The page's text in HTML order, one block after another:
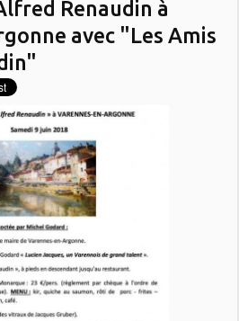
Renaudin à
avec "Les Amis